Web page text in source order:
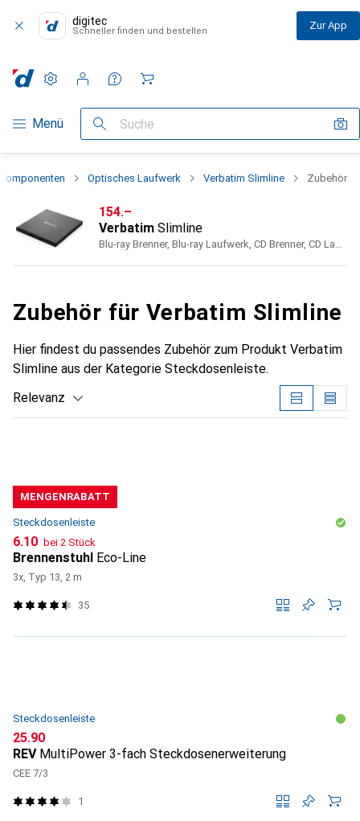
digitec
Schneller finden und bestellen Zur App
Navigation nach Kategorien
Menü Suche
Einstellungen
Kundenkonto
Vergleichslisten
Merklisten
Warenkorb
Optisches Laufwerk Verbatim Slimline Zubehör
CHF
154.–
Verbatim Slimline
Blu-ray Brenner, Blu-ray Laufwerk, CD Brenner, CD Laufwerk, DVD Brenner, DVD Laufwerk
Zubehör für Verbatim Slimline
Hier findest du passendes Zubehör zum Produkt Verbatim
Slimline aus der Kategorie Steckdosenleiste.
Relevanz
MENGENRABATT
Steckdosenleiste
CHF
6.10 bei 2 Stück
Brennenstuhl Eco-Line
3x, Typ 13, 2 m
35
Steckdosenleiste
CHF
25.90
REV MultiPower 3-fach Steckdosenerweiterung
CEE 7/3
1